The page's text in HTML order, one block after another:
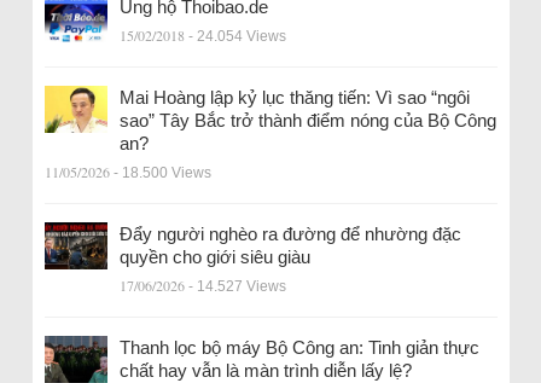
Ủng hộ Thoibao.de
15/02/2018 - 24.054 Views
Mai Hoàng lập kỷ lục thăng tiến: Vì sao “ngôi
sao” Tây Bắc trở thành điểm nóng của Bộ Công
an?
11/05/2026 - 18.500 Views
Đẩy người nghèo ra đường để nhường đặc
quyền cho giới siêu giàu
17/06/2026 - 14.527 Views
Thanh lọc bộ máy Bộ Công an: Tinh giản thực
chất hay vẫn là màn trình diễn lấy lệ?